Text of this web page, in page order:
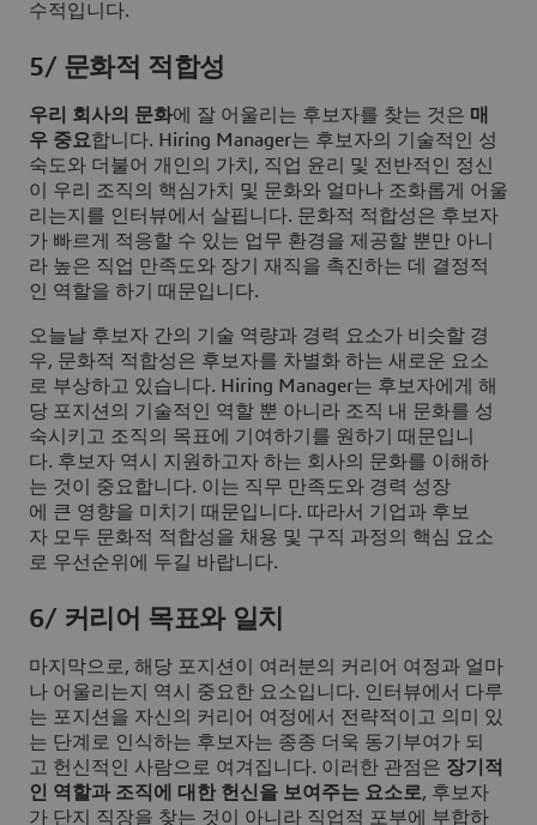
수적입니다.
5/ 문화적 적합성
우리 회사의 문화에 잘 어울리는 후보자를 찾는 것은 매
우 중요합니다. Hiring Manager는 후보자의 기술적인 성
숙도와 더불어 개인의 가치, 직업 윤리 및 전반적인 정신
이 우리 조직의 핵심가치 및 문화와 얼마나 조화롭게 어울
리는지를 인터뷰에서 살핍니다. 문화적 적합성은 후보자
가 빠르게 적응할 수 있는 업무 환경을 제공할 뿐만 아니
라 높은 직업 만족도와 장기 재직을 촉진하는 데 결정적
인 역할을 하기 때문입니다.
오늘날 후보자 간의 기술 역량과 경력 요소가 비슷할 경
우, 문화적 적합성은 후보자를 차별화 하는 새로운 요소
로 부상하고 있습니다. Hiring Manager는 후보자에게 해
당 포지션의 기술적인 역할 뿐 아니라 조직 내 문화를 성
숙시키고 조직의 목표에 기여하기를 원하기 때문입니
다. 후보자 역시 지원하고자 하는 회사의 문화를 이해하
는 것이 중요합니다. 이는 직무 만족도와 경력 성장
에 큰 영향을 미치기 때문입니다. 따라서 기업과 후보
자 모두 문화적 적합성을 채용 및 구직 과정의 핵심 요소
로 우선순위에 두길 바랍니다.
6/ 커리어 목표와 일치
마지막으로, 해당 포지션이 여러분의 커리어 여정과 얼마
나 어울리는지 역시 중요한 요소입니다. 인터뷰에서 다루
는 포지션을 자신의 커리어 여정에서 전략적이고 의미 있
는 단계로 인식하는 후보자는 종종 더욱 동기부여가 되
고 헌신적인 사람으로 여겨집니다. 이러한 관점은 장기적
인 역할과 조직에 대한 헌신을 보여주는 요소로, 후보자
가 단지 직장을 찾는 것이 아니라 직업적 포부에 부합하